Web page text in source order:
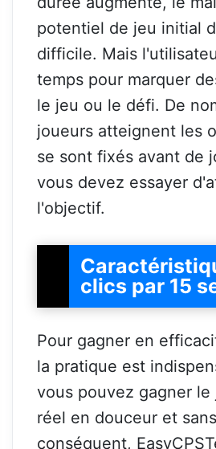
potentiel de jeu initial
difficile. Mais
temps pour marquer
le jeu ou le défi. De
joueurs atteignent les
se sont fixés avant de
vous devez essayer
l'objectif.
clics par 15
Pour gagner en
la pratique est
vous pouvez gagner
réel en douceur et
conséquent,